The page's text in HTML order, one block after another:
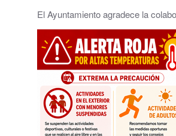
El Ayuntamiento agradece la